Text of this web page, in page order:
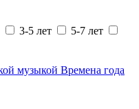
3-5 лет
5-7 лет